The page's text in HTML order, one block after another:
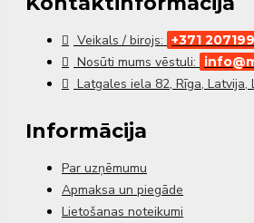
Veikals / birojs: +371
Nosūti mums vēstuli:
Latgales iela 82, Rīga, Latvija,
Informācija
Par uzņēmumu
Apmaksa un piegāde
Lietošanas noteikumi